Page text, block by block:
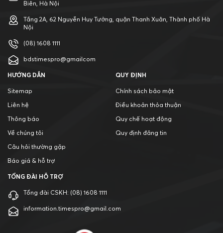
Biên, Hà Nội
Tầng 2A, 62 Nguyễn Huy Tưởng, quận Thanh Xuân, Thành phố Hà
Nội
(08) 1608 1111
bdstimespro@gmailcom
HƯỚNG DẪN
Sitemap
Liên hệ
Thông báo
Về chúng tôi
Câu hỏi thường gặp
Báo giá & hỗ trợ
QUY ĐỊNH
Chính sách bảo mật
Điều khoản thỏa thuận
Quy chế hoạt động
Quy định đăng tin
TỔNG ĐÀI HỖ TRỢ
Tổng đài CSKH: (08) 1608 1111
information.timespro@gmail.com